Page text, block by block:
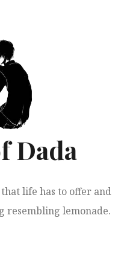
Dada
life has to offer and
resembling lemonade.